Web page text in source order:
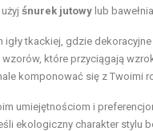
śnurek jutowy lub
igły tkackiej, gdzie
które przyciągają
komponować się z Twoimi
umiejętnościom i
ekologiczny charakter stylu